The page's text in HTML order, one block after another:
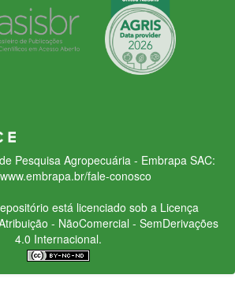
Pesquisa Agropecuária - Embrapa SAC:
fale-conosco
está licenciado sob a Licença
- NãoComercial - SemDerivações
4.0 Internacional.